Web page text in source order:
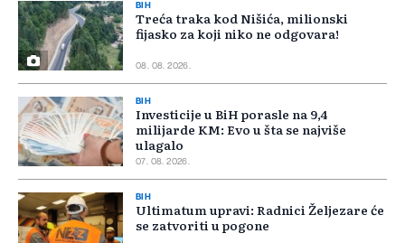
BIH
Treća traka kod Nišića, milionski
fijasko za koji niko ne odgovara!
08. 08. 2026.
BIH
Investicije u BiH porasle na 9,4
milijarde KM: Evo u šta se najviše
ulagalo
07. 08. 2026.
BIH
Ultimatum upravi: Radnici Željezare će
se zatvoriti u pogone